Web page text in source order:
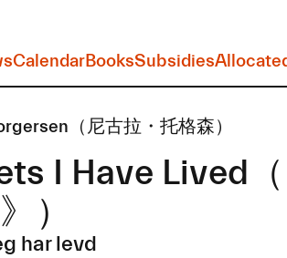
CalendarBooksSubsidies
（尼古拉・托格森）
I Have Lived​
）
har levd